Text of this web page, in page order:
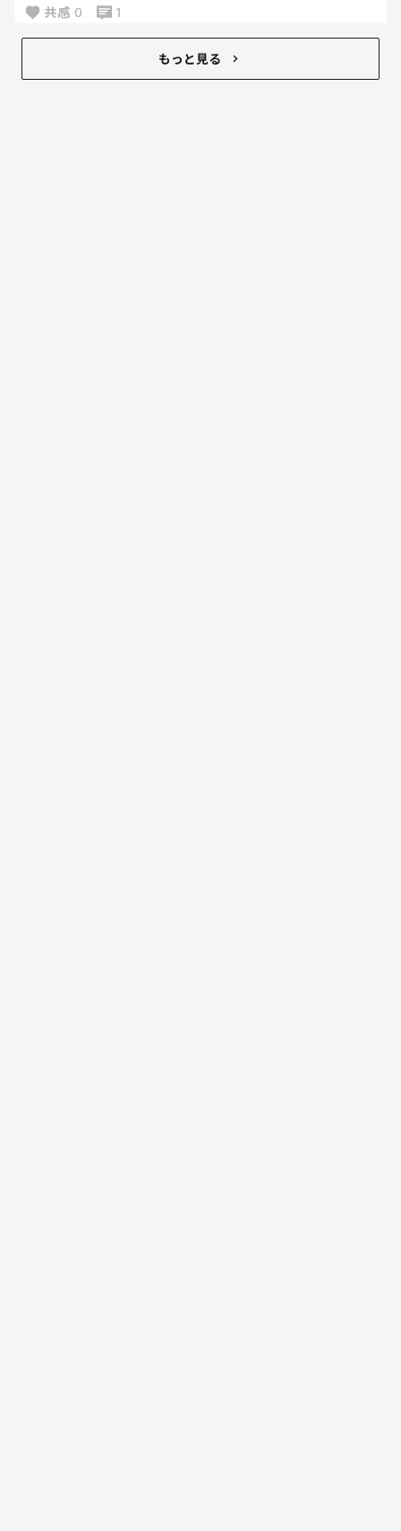
それがまた何よりものご褒美。
末子お気に入りの靴下だったから
当たり前ように
毎日履かせてきてたけど
共感 0 1
もっと見る